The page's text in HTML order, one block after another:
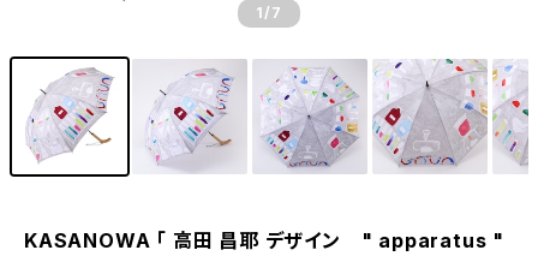
1 /7
KASANOWA 「 高田 昌耶 デザイン " apparatus "